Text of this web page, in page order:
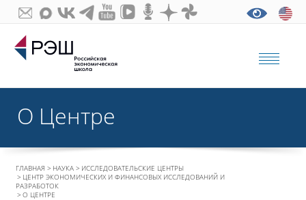
О Центре
ГЛАВНАЯ НАУКА
ИССЛЕДОВАТЕЛЬСКИЕ ЦЕНТРЫ
ЦЕНТР ЭКОНОМИЧЕСКИХ И ФИНАНСОВЫХ ИССЛЕДОВАНИЙ И
РАЗРАБОТОК
О ЦЕНТРЕ